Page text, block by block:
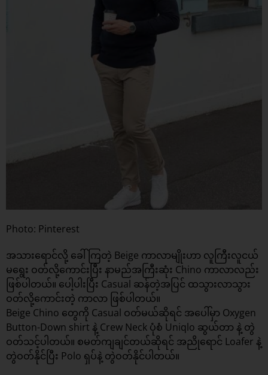
Photo: Pinterest
အသားရောင်လို့ ခေါ်ကြတဲ့ Beige ကာလာမျိုးဟာ လူကြီးလူငယ်
မရွေး ဝတ်လို့ကောင်းပြီး နာမည်အကြီးဆုံး Chino ကာလာလည်း
ဖြစ်ပါတယ်။ ပေါ့ပါးပြီး Casual ဆန်တဲ့အပြင် ထသွားလာသွား
ဝတ်လို့ကောင်းတဲ့ ကာလာ ဖြစ်ပါတယ်။
Beige Chino တွေကို Casual ဝတ်မယ်ဆိုရင် အပေါ်မှာ Oxygen
Button-Down shirt နဲ့ Crew Neck ပုံစံ Uniqlo ဆွယ်တာ နဲ့ တွဲ
ဝတ်သင့်ပါတယ်။ စမတ်ကျချင်တယ်ဆိုရင် အညိုရောင် Loafer နဲ့
တွဲဝတ်နိုင်ပြီး Polo ရှပ်နဲ့ တွဲဝတ်နိုင်ပါတယ်။